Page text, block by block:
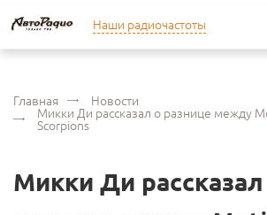
Наши радиочастоты
Главная Новости
Микки Ди рассказал о разнице между
Scorpions
Микки Ди